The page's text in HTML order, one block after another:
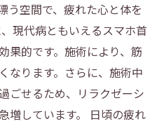
う空間で、疲れた心と体を
現代病ともいえるスマホ首
果的です。施術により、筋
なります。さらに、施術中
ごせるため、リラクゼーシ
増しています。 日頃の疲れ